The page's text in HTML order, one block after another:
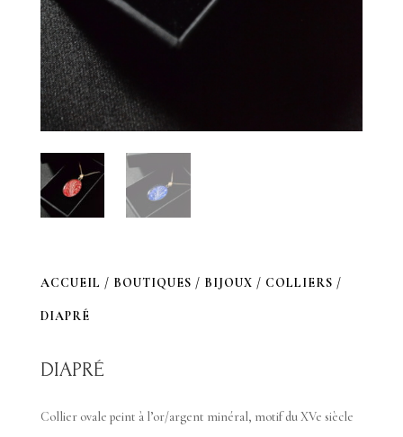
ACCUEIL / BOUTIQUES / BIJOUX / COLLIERS /
DIAPRÉ
DIAPRÉ
Collier ovale peint à l’or/argent minéral, motif du XVe siècle